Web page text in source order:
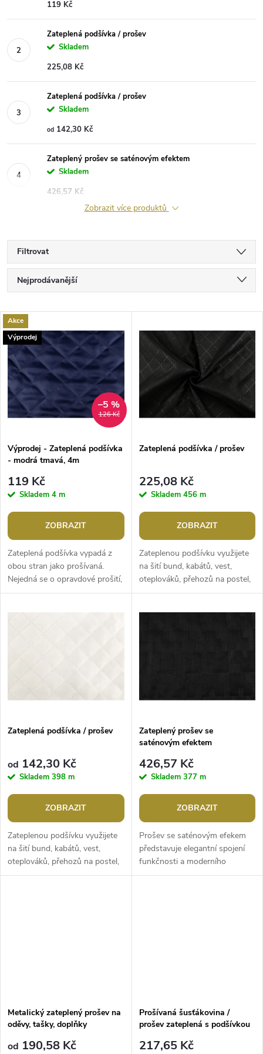
119 Kč
Zateplená podšívka / prošev
Skladem
225,08 Kč
Zateplená podšívka / prošev
Skladem
od 142,30 Kč
Zateplený prošev se saténovým efektem
Skladem
426,57 Kč
Zobrazit více produktů
Filtrovat
Ř
a
z
e
n
í
p
r
o
d
u
k
Nejprodávanější
Nejdražší
Abecedně
V
ý
p
i
s
p
r
o
d
u
k
Akce
Výprodej
126 Kč
–5 %
Výprodej - Zateplená podšívka
- modrá tmavá, 4m
119 Kč
Skladem 4 m
ZOBRAZIT
Zateplená podšívka vypadá z
obou stran jako prošívaná.
Nejedná se o opravdové prošití,
pojení je vtlačované. Použití:
Zateplená podšívka / prošev
225,08 Kč
Skladem 456 m
ZOBRAZIT
Zateplenou podšívku využijete
na šití bund, kabátů, vest,
oteplováků, přehozů na postel,
spacáků nebo pelíšků pro
Zateplená podšívka / prošev
od 142,30 Kč
Skladem 398 m
ZOBRAZIT
Zateplenou podšívku využijete
na šití bund, kabátů, vest,
oteplováků, přehozů na postel,
spacáků, pelíšků pro mazlíčky,
Zateplený prošev se
saténovým efektem
426,57 Kč
Skladem 377 m
ZOBRAZIT
Prošev se saténovým efekem
představuje elegantní spojení
funkčnosti a moderního
designu. Je lehký a z rubové
Metalický zateplený prošev na
oděvy, tašky, doplňky
od 190,58 Kč
Prošívaná šusťákovina /
prošev zateplená s podšívkou
217,65 Kč